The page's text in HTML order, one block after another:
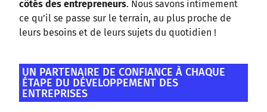
côtés des entrepreneurs. Nous savons intimement
ce qu’il se passe sur le terrain, au plus proche de
leurs besoins et de leurs sujets du quotidien !
UN PARTENAIRE DE CONFIANCE À CHAQUE
ÉTAPE DU DÉVELOPPEMENT DES
ENTREPRISES